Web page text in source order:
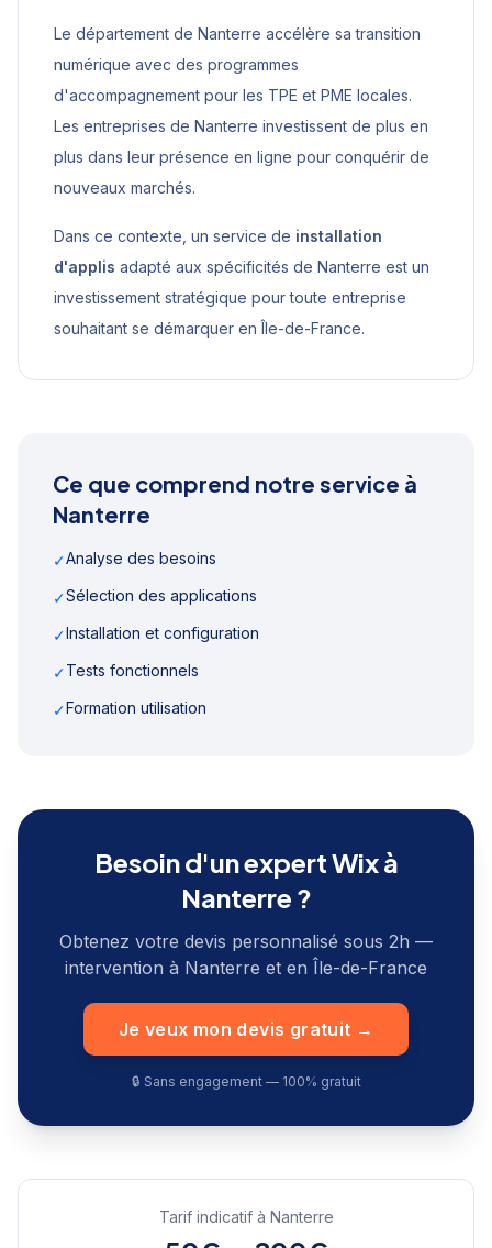
Le département de Nanterre accélère sa transition
numérique avec des programmes
d'accompagnement pour les TPE et PME locales.
Les entreprises de Nanterre investissent de plus en
plus dans leur présence en ligne pour conquérir de
nouveaux marchés.
Dans ce contexte, un service de installation
d'applis adapté aux spécificités de Nanterre est un
investissement stratégique pour toute entreprise
souhaitant se démarquer enÎle-de-France.
Ce que comprend notre service à
Nanterre
✓Analyse des besoins
✓Sélection des applications
✓Installation et configuration
✓Tests fonctionnels
✓Formation utilisation
Besoin d'un expert Wix à
Nanterre ?
Obtenez votre devis personnalisé sous 2h —
intervention à Nanterre et en Île-de-France
Je veux mon devis gratuit →
🔒 Sans engagement — 100% gratuit
Tarif indicatif à Nanterre